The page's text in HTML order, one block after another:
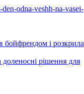
odna-veshh-na-vasei-
бойфрендом і розкрила
рішення для